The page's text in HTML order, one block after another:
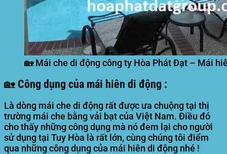
🏡 Mái che di động công ty Hòa Phát Đạt – Mái
🏡 Công dụng của mái hiên di động :
Là dòng mái che di động rất được ưa chuộng tại thị
trường mái che bằng vải bạt của Việt Nam. Điều đó
cho thấy những công dụng mà nó đem lại cho người
sử dụng tại Tuy Hòa là rất lớn, cùng chúng tôi điểm
qua những công dụng của mái hiên di động nhé !